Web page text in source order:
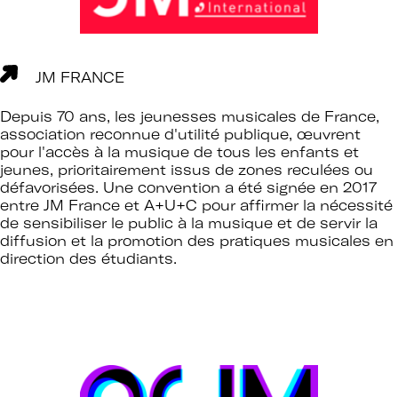
JM FRANCE
Depuis 70 ans, les jeunesses musicales de France,
association reconnue d'utilité publique, œuvrent
pour l'accès à la musique de tous les enfants et
jeunes, prioritairement issus de zones reculées ou
défavorisées. Une convention a été signée en 2017
entre JM France et A+U+C pour affirmer la nécessité
de sensibiliser le public à la musique et de servir la
diffusion et la promotion des pratiques musicales en
direction des étudiants.